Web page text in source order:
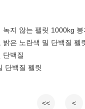
지 않는 펠릿 1000kg 봉
은 노란색 밀 단백질 펠
단백질
단백질 펠릿
<< <